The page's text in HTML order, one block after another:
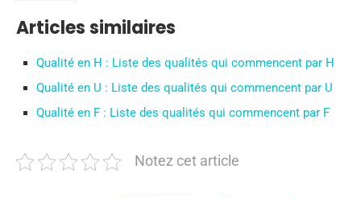
Articles similaires
Qualité en H : Liste des qualités qui commencent par H
Qualité en U : Liste des qualités qui commencent par U
Qualité en F : Liste des qualités qui commencent par F
Notez cet article